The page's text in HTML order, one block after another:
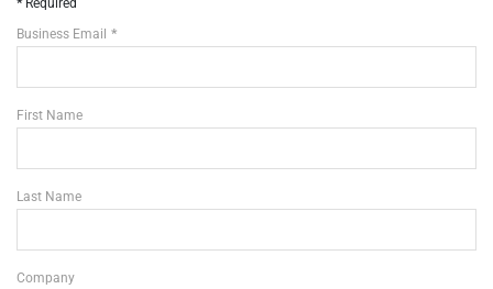
Required
Business Email
First Name
Last Name
Company